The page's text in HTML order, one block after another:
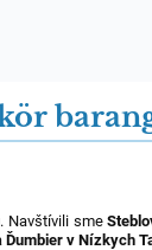
. Navštívili sme
Ďumbier v Nízkych